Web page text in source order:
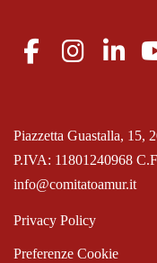
P.IVA: 11801240968
Piazzetta Guastalla, 15,
info@comitatoamur.it
Privacy Policy
Preferenze Cookie